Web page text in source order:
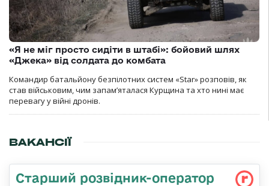
«Я не міг просто сидіти в штабі»: бойовий шлях
«Джека» від солдата до комбата
Командир батальйону безпілотних систем «Star» розповів, як
став військовим, чим запам’яталася Курщина та хто нині має
перевагу у війні дронів.
ВАКАНСІЇ
Стаpший pозвідник-опеpатоp